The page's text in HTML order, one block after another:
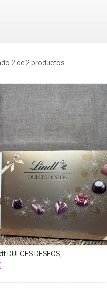
2 de 2 productos
DULCES DESEOS,